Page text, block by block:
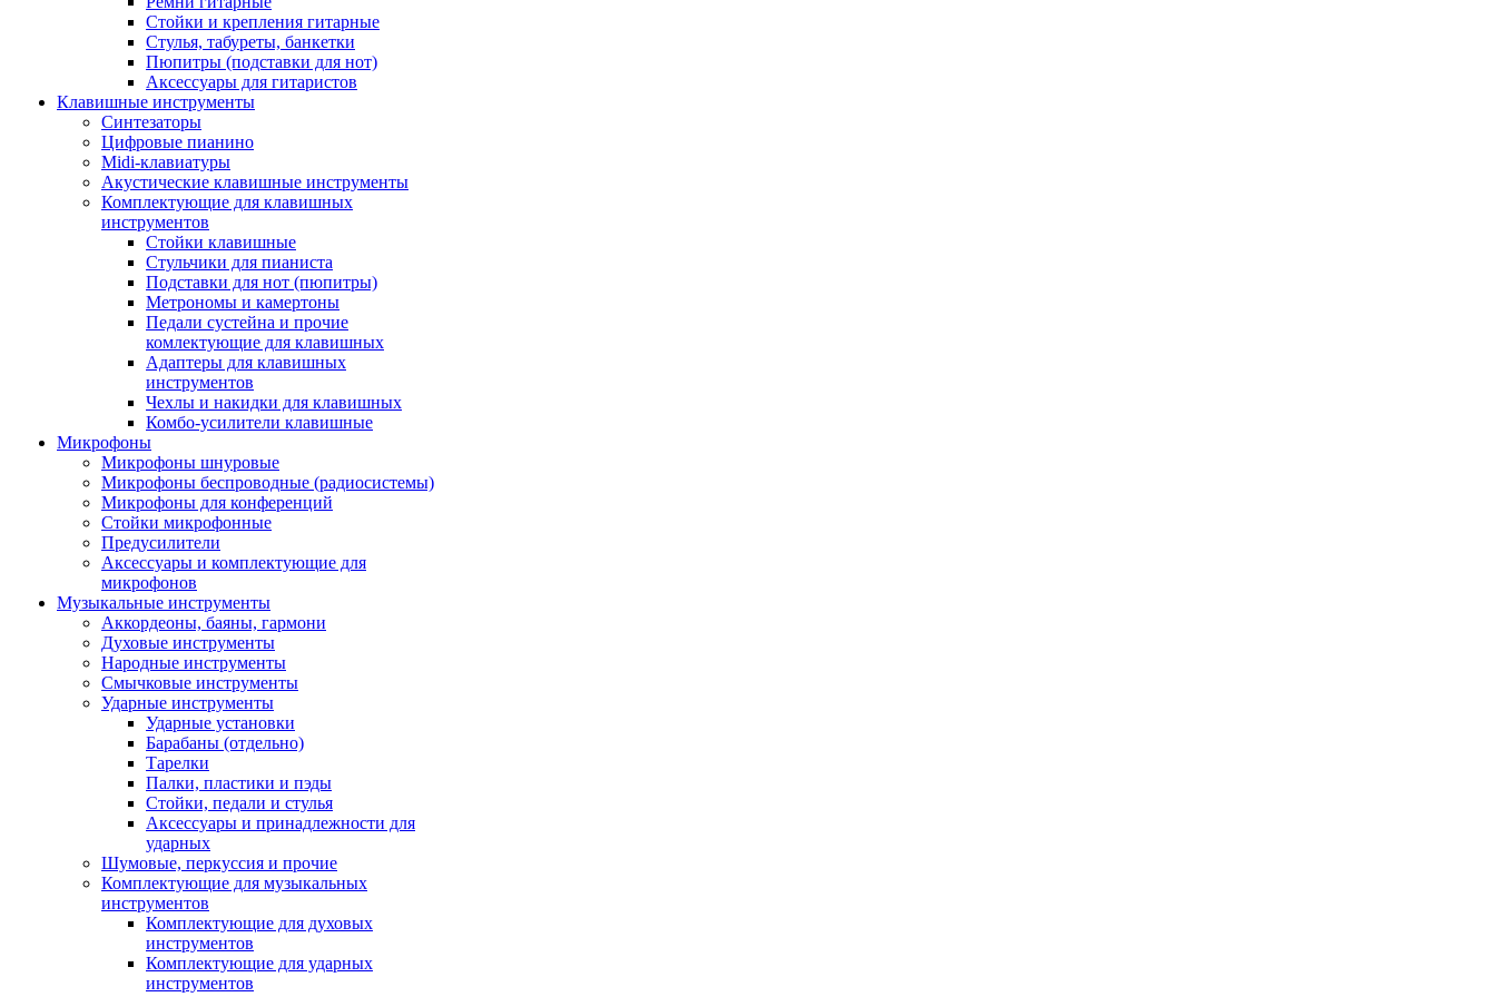
Стойки и крепления гитарные
Стулья, табуреты, банкетки
Пюпитры (подставки для нот)
Аксессуары для гитаристов
Клавишные инструменты
Синтезаторы
Цифровые пианино
Midi-клавиатуры
Акустические клавишные инструменты
Комплектующие для клавишных
инструментов
Стойки клавишные
Стульчики для пианиста
Подставки для нот (пюпитры)
Метрономы и камертоны
Педали сустейна и прочие
комлектующие для клавишных
Адаптеры для клавишных
инструментов
Чехлы и накидки для клавишных
Комбо-усилители клавишные
Микрофоны
Микрофоны шнуровые
Микрофоны беспроводные (радиосистемы)
Микрофоны для конференций
Стойки микрофонные
Предусилители
Аксессуары и комплектующие для
микрофонов
Музыкальные инструменты
Аккордеоны, баяны, гармони
Духовые инструменты
Народные инструменты
Смычковые инструменты
Ударные инструменты
Ударные установки
Барабаны (отдельно)
Тарелки
Палки, пластики и пэды
Стойки, педали и стулья
Аксессуары и принадлежности для
ударных
Шумовые, перкуссия и прочие
Комплектующие для музыкальных
инструментов
Комплектующие для духовых
инструментов
Комплектующие для ударных
инструментов